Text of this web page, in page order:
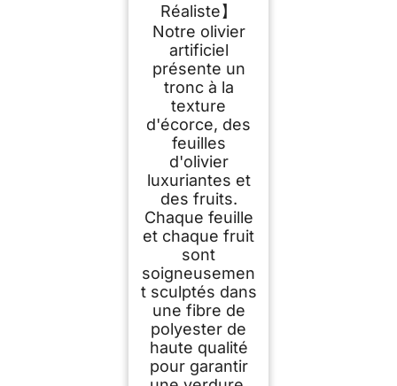
Réaliste】
Notre olivier
artificiel
présente un
tronc à la
texture
d'écorce, des
feuilles
d'olivier
luxuriantes et
des fruits.
Chaque feuille
et chaque fruit
sont
soigneusemen
t sculptés dans
une fibre de
polyester de
haute qualité
pour garantir